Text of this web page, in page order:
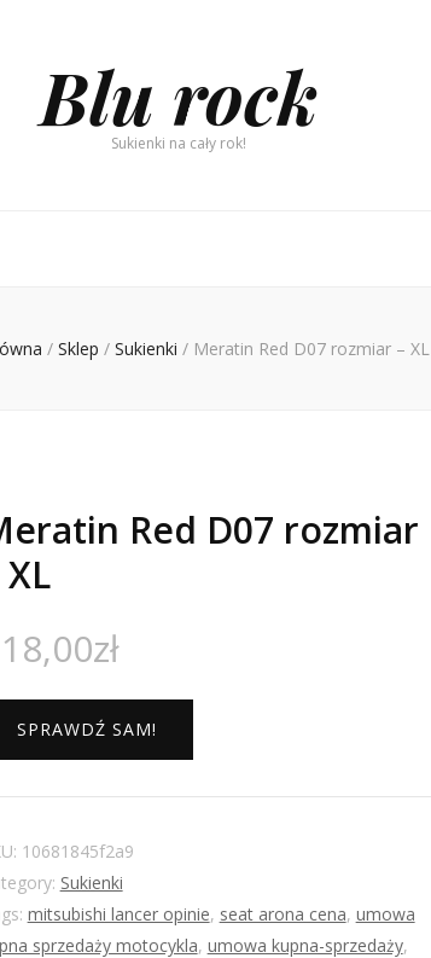
Blu rock
Sukienki na cały rok!
/ Sklep / Sukienki / Meratin Red D07 rozmiar – XL
Red D07 rozmiar
XL
zł
SPRAWDŹ SAM!
10681845f2a9
Sukienki
mitsubishi lancer opinie, seat arona cena, umowa
sprzedaży motocykla, umowa kupna-sprzedaży,